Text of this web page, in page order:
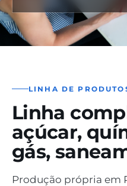
LINHA DE
Linha
açúcar,
gás,
Produção própria em